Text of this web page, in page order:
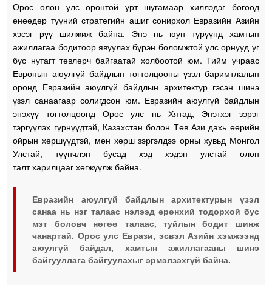
Орос олон улс оронтой урт шугамаар хиллэдэг бөгөөд
өнөөдөр түүний стратегийн ашиг сонирхол Евразийн Азийн
хэсэг рүү шилжиж байна. Энэ нь юун түрүүнд хамтын
ажиллагаа бодитоор явуулах бүрэн боломжтой улс орнууд уг
бүс нутагт төвлөрч байгаатай холбоотой юм. Тийм учраас
Европын аюулгүй байдлын тогтолцооны үзэл баримтлалын
оронд Евразийн аюулгүй байдлын архитектур гэсэн шинэ
үзэл санаагаар солигдсон юм. Евразийн аюулгүй байдлын
энэхүү тогтолцоонд Орос улс нь Хятад, Энэтхэг зэрэг
тэргүүлэх гүрнүүдтэй, Казахстан болон Төв Ази дахь өөрийн
ойрын хөршүүдтэй, мөн хөрш зэргэлдээ орны хувьд Монгол
Улстай, түүнчлэн бусад хэд хэдэн улстай олон
талт харилцааг хөгжүүлж байна.
Евразийн аюулгүй байдлын архитектурын үзэл
санаа нь нэг талаас нэлээд ерөнхий тодорхой бус
мэт боловч нөгөө талаас, туйлын бодит шинж
чанартай. Орос улс Еврази, эсвэл Азийн хэмжээнд
аюулгүй байдал, хамтын ажиллагааны шинэ
байгууллага байгуулахыг эрмэлзэхгүй байна.